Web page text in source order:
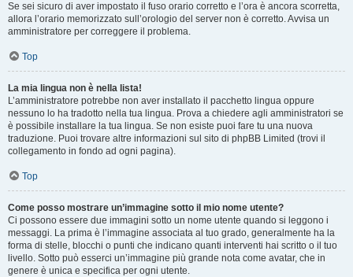
Se sei sicuro di aver impostato il fuso orario corretto e l’ora è ancora scorretta,
allora l’orario memorizzato sull’orologio del server non è corretto. Avvisa un
amministratore per correggere il problema.
Top
La mia lingua non è nella lista!
L’amministratore potrebbe non aver installato il pacchetto lingua oppure
nessuno lo ha tradotto nella tua lingua. Prova a chiedere agli amministratori se
è possibile installare la tua lingua. Se non esiste puoi fare tu una nuova
traduzione. Puoi trovare altre informazioni sul sito di phpBB Limited (trovi il
collegamento in fondo ad ogni pagina).
Top
Come posso mostrare un’immagine sotto il mio nome utente?
Ci possono essere due immagini sotto un nome utente quando si leggono i
messaggi. La prima è l’immagine associata al tuo grado, generalmente ha la
forma di stelle, blocchi o punti che indicano quanti interventi hai scritto o il tuo
livello. Sotto può esserci un’immagine più grande nota come avatar, che in
genere è unica e specifica per ogni utente.